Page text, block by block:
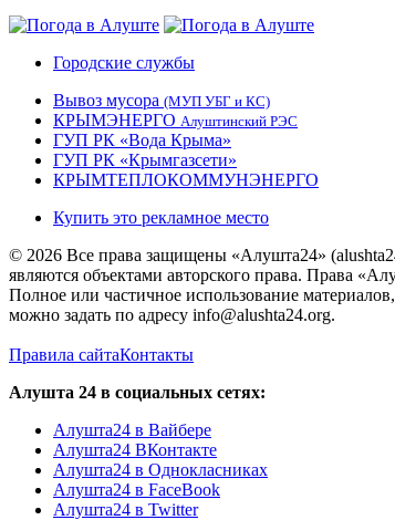
Городские службы
Вывоз мусора (МУП УБГ и КС)
КРЫМЭНЕРГО Алуштинский РЭС
ГУП РК «Вода Крыма»
ГУП РК «Крымгазсети»
КРЫМТЕПЛОКОММУНЭНЕРГО
Купить это рекламное место
© 2026 Все права защищены «Алушта24»
являются объектами авторского права. Права
Полное или частичное использование
можно задать по адресу info@alushta24.org.
Правила сайтаКонтакты
Алушта 24 в социальных сетях:
Алушта24 в Вайбере
Алушта24 ВКонтакте
Алушта24 в Однокласниках
Алушта24 в FaceBook
Алушта24 в Twitter